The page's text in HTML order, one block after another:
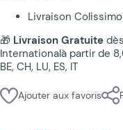
Livraison Colissimo
🎁 Livraison Gratuite
Internationalà partir de
BE, CH, LU, ES, IT
Ajouter aux favoris